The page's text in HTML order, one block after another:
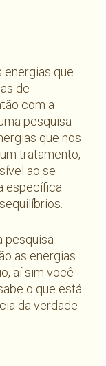
energias que
de
com a
pesquisa
que nos
tratamento,
ao se
específica
pesquisa
as energias
aí sim você
o que está
da verdade